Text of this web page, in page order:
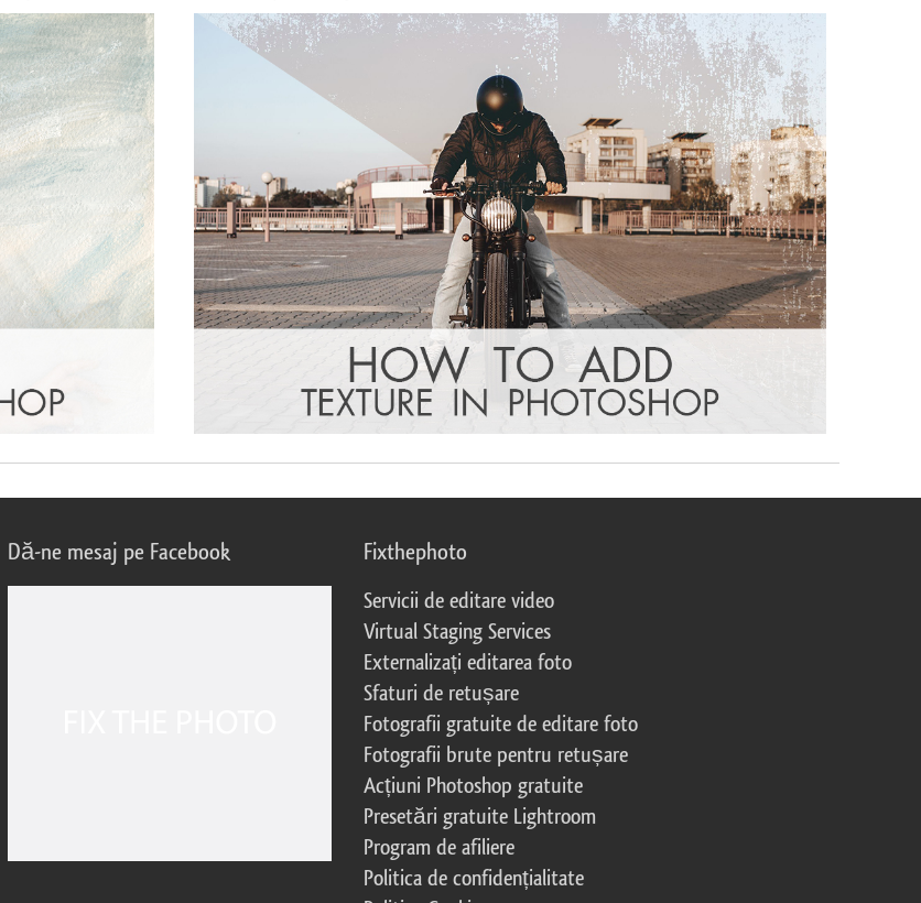
Dă-ne mesaj pe Facebook Fixthephoto
Servicii de editare video
Virtual Staging Services
Externalizați editarea foto
Sfaturi de retușare
Fotografii gratuite de editare foto
Fotografii brute pentru retușare
Acțiuni Photoshop gratuite
Presetări gratuite Lightroom
Program de afiliere
Politica de confidențialitate